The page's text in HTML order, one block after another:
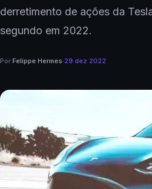
derretimento de ações da
segundo em 2022.
Por Felippe Hermes·29 dez 2022